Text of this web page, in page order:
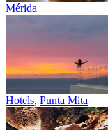
Mérida
Hotels, Punta Mita